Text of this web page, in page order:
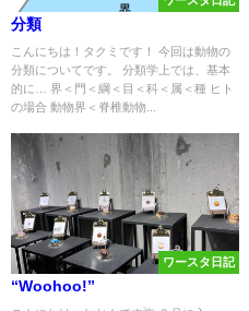
分類
こんにちは！タクミです！ 今回は動物の
分類についてです。 分類学上では、基本
的に… 界＜門＜綱＜目＜科＜属＜種 ヒト
の場合 動物界＜脊椎動物...
ワースタ日記
“Woohoo!”